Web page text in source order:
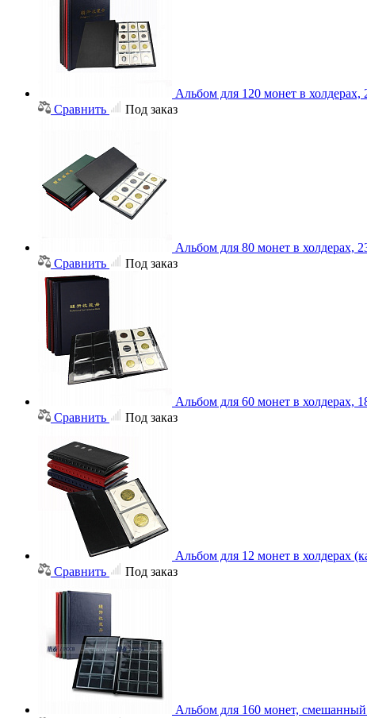
Альбом для 120 монет в
Сравнить
Под заказ
Альбом для 80 монет в холдерах,
Сравнить
Под заказ
Альбом для 60 монет в холдерах,
Сравнить
Под заказ
Альбом для 12 монет в холдерах
Сравнить
Под заказ
Альбом для 160 монет,